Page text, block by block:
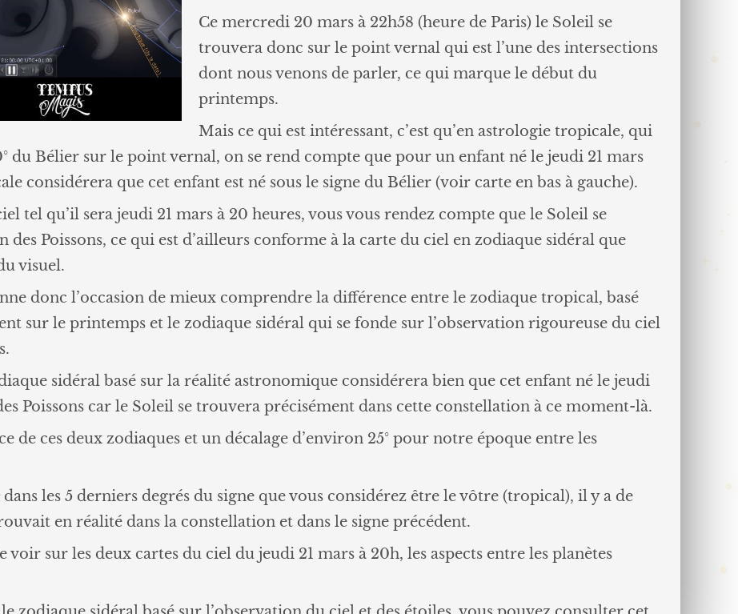
Ce mercredi 20 mars à 22h58 (heure de Paris) le Soleil se
trouvera donc sur le point vernal qui est l’une des intersections
dont nous venons de parler, ce qui marque le début du
printemps.
Mais ce qui est intéressant, c’est qu’en astrologie tropicale, qui
du Bélier sur le point vernal, on se rend compte que pour un enfant né le jeudi 21 mars
considérera que cet enfant est né sous le signe du Bélier (voir carte en bas à gauche).
tel qu’il sera jeudi 21 mars à 20 heures, vous vous rendez compte que le Soleil se
Poissons, ce qui est d’ailleurs conforme à la carte du ciel en zodiaque sidéral que
visuel.
donc l’occasion de mieux comprendre la différence entre le zodiaque tropical, basé
sur le printemps et le zodiaque sidéral qui se fonde sur l’observation rigoureuse du ciel
sidéral basé sur la réalité astronomique considérera bien que cet enfant né le jeudi
Poissons car le Soleil se trouvera précisément dans cette constellation à ce moment-là.
de ces deux zodiaques et un décalage d’environ 25° pour notre époque entre les
les 5 derniers degrés du signe que vous considérez être le vôtre (tropical), il y a de
en réalité dans la constellation et dans le signe précédent.
sur les deux cartes du ciel du jeudi 21 mars à 20h, les aspects entre les planètes